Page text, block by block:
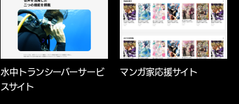
水中トランシーバーサービ
スサイト
マンガ家応援サイト